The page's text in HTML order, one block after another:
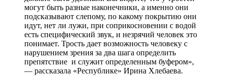
могут быть разные наконечники, а именно они
подсказывают слепому, по какому покрытию они
идут, нет ли лужи, при соприкосновении с водой
есть специфический звук, и незрячий человек это
понимает. Трость дает возможность человеку с
нарушением зрения за два шага определить
препятствие и служит определенным буфером»,
— рассказала «Республике» Ирина Хлебаева.